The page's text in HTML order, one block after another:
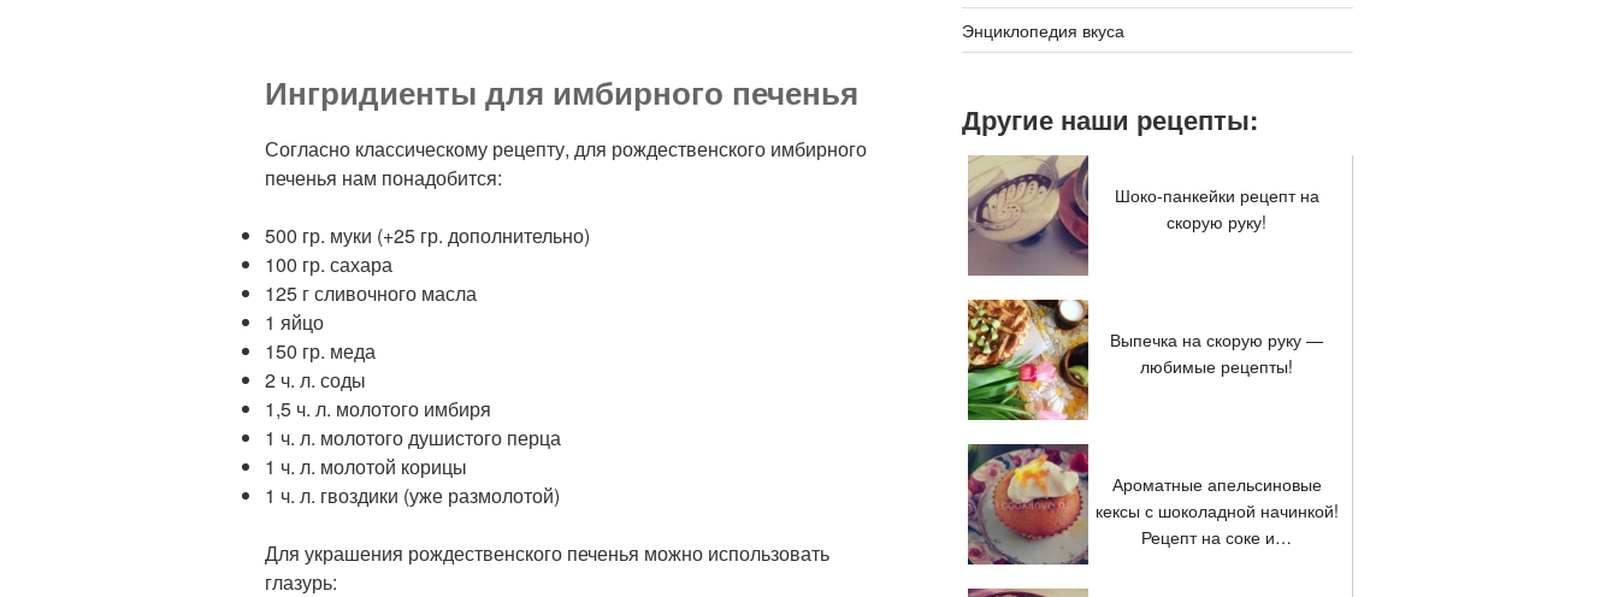
Ингридиенты для имбирного печенья
Согласно классическому рецепту, для рождественского имбирного
печенья нам понадобится:
500 гр. муки (+25 гр. дополнительно)
100 гр. сахара
125 г сливочного масла
1 яйцо
150 гр. меда
2 ч. л. соды
1,5 ч. л. молотого имбиря
1 ч. л. молотого душистого перца
1 ч. л. молотой корицы
1 ч. л. гвоздики (уже размолотой)
Для украшения рождественского печенья можно использовать
глазурь:
Энциклопедия вкуса
Другие наши рецепты:
Шоко-панкейки рецепт на
скорую руку!
Выпечка на скорую руку —
любимые рецепты!
Ароматные апельсиновые
кексы с шоколадной начинкой!
Рецепт на соке и…